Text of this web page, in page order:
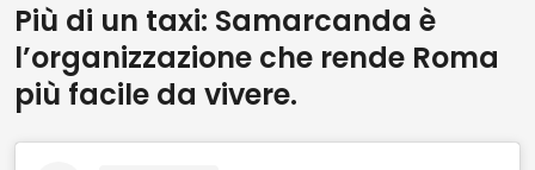
Più di un taxi: Samarcanda è
l’organizzazione che rende Roma
più facile da vivere.